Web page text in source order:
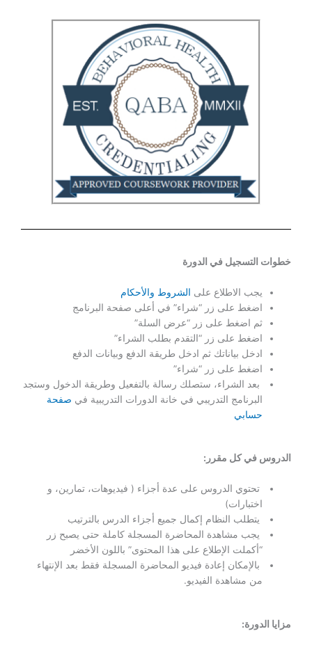
في خطوات
البرنامج
التدريبي
خطوات التسجيل في الدورة
يجب الاطلاع على الشروط والأحكام
اضغط على زر “شراء” في أعلى صفحة البرنامج
ثم اضغط على زر “عرض السلة”
اضغط على زر “التقدم بطلب الشراء”
ادخل بياناتك ثم ادخل طريقة الدفع وبيانات الدفع
اضغط على زر “شراء”
بعد الشراء، ستصلك رسالة بالتفعيل وطريقة الدخول وستجد
البرنامج التدريبي في خانة الدورات التدريبية في صفحة
حسابي
الدروس في كل مقرر:
تحتوي الدروس على عدة أجزاء ( فيديوهات، تمارين، و
اختبارات)
يتطلب النظام إكمال جميع أجزاء الدرس بالترتيب
يجب مشاهدة المحاضرة المسجلة كاملة حتى يصبح زر
“أكملت الإطلاع على هذا المحتوى” باللون الأخضر
بالإمكان إعادة فيديو المحاضرة المسجلة فقط بعد الإنتهاء
من مشاهدة الفيديو.
مزايا الدورة: